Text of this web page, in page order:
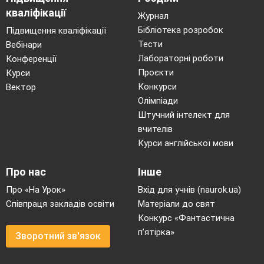
підсистем.
Соціальна система — це
складноорганізоване цілісне утворення,
впорядковане і пов'язане з сукупністю
взаємодетермінованих зв'язків між його
елементами
ряд особливостей
притаманні соціальній
) цілісність, відносна завершеність
об'єкта його відносна єдність;
2) наявність внутрішніх зв'язків;
3) наявність зовнішніх зв'язків з
іншими об'єктами та системами;
4) має свою структуру, внутрішню
кваліфікації
Підвищення кваліфікації
Вебінари
Конференції
Курси
Вектор
Журнал
Бібліотека розробок
Тести
Лабораторні роботи
Проєкти
Конкурси
Олімпіади
Штучний інтелект для
вчителів
Курси англійської мови
Про нас
Про «На Урок»
Співпраця закладів освіти
Зворотний зв'язок
Інше
Вхід для учнів (naurok.ua)
Матеріали до свят
Конкурс «Фантастична
п’ятірка»